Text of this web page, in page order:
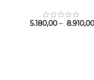
5.180,00 – 8.910,00